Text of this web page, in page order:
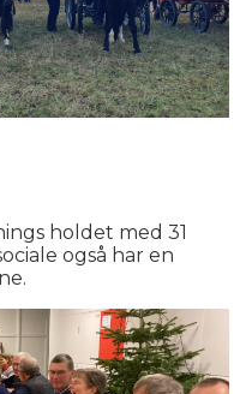
holdet med 31
også har en